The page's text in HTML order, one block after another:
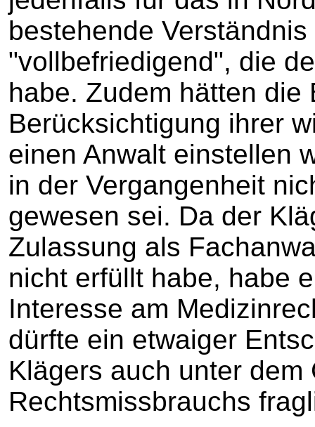
bestehende
"vollbefriedigend", die
habe. Zudem hätten die
Berücksichtigung ihrer
einen Anwalt einstellen
in der Vergangenheit
gewesen sei. Da der
Zulassung als
nicht erfüllt habe, habe
Interesse am
dürfte ein etwaiger
Klägers auch unter
Rechtsmissbrauchs